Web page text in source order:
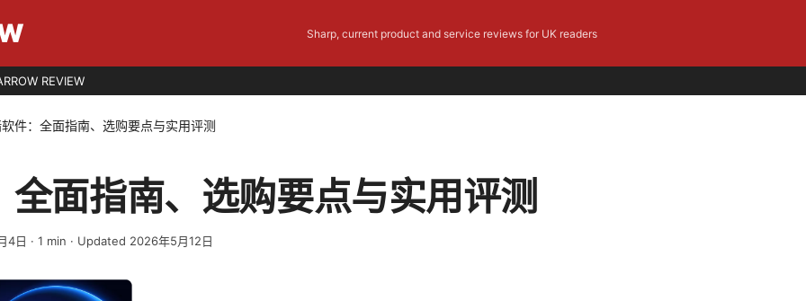
Sharp, current product and service reviews for UK readers
REVIEW
件：全面指南、选购要点与实用评测
全面指南、选购要点与实用评测
4日 · 1 min · Updated 2026年5月12日